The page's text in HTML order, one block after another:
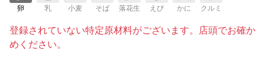
卵 乳 小麦 そば 落花生 えび かに クルミ
登録されていない特定原材料がございます。店頭でお確か
めください。